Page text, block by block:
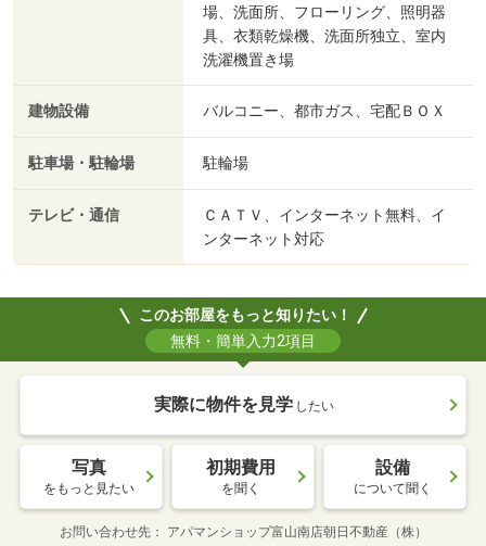
場、洗面所、フローリング、照明器
具、衣類乾燥機、洗面所独立、室内
洗濯機置き場
建物設備 バルコニー、都市ガス、宅配ＢＯＸ
駐車場・駐輪場 駐輪場
テレビ・通信
ＣＡＴＶ、インターネット無料、イ
ンターネット対応
このお部屋をもっと知りたい！
無料・簡単入力2項目
実際に物件を見学 したい
写真
をもっと見たい
初期費用
を聞く
設備
について聞く
お問い合わせ先 アパマンショップ富山南店朝日不動産（株）